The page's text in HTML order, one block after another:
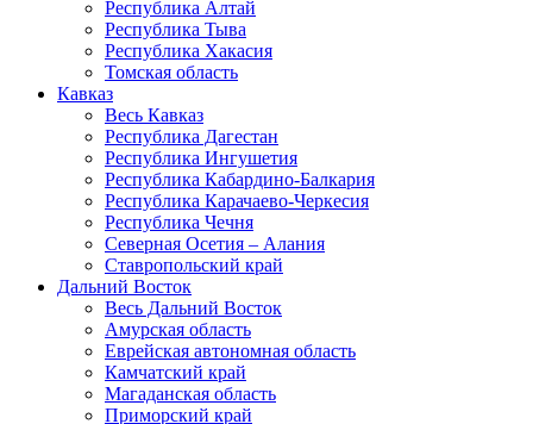
Республика Алтай
Республика Тыва
Республика Хакасия
Томская область
Кавказ
Весь Кавказ
Республика Дагестан
Республика Ингушетия
Республика Кабардино-Балкария
Республика Карачаево-Черкесия
Республика Чечня
Северная Осетия – Алания
Ставропольский край
Дальний Восток
Весь Дальний Восток
Амурская область
Еврейская автономная область
Камчатский край
Магаданская область
Приморский край